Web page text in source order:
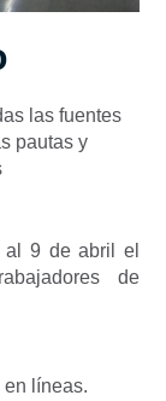
las fuentes
pautas y
9 de abril el
de
en líneas.